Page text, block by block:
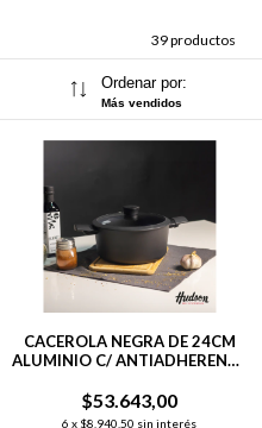
39 productos
Ordenar por:
Más vendidos
CACEROLA NEGRA DE 24CM
ALUMINIO C/ ANTIADHERENTE
$53.643,00
6 x $8.940,50 sin interés